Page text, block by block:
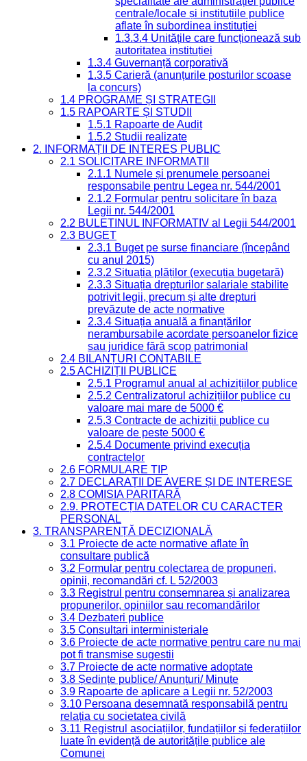
centrale/locale și instituțiile publice
aflate în subordinea instituției
1.3.3.4 Unitățile care funcționează sub
autoritatea instituției
1.3.4 Guvernanță corporativă
1.3.5 Carieră (anunțurile posturilor scoase
la concurs)
1.4 PROGRAME ȘI STRATEGII
1.5 RAPOARTE ȘI STUDII
1.5.1 Rapoarte de Audit
1.5.2 Studii realizate
2. INFORMAȚII DE INTERES PUBLIC
2.1 SOLICITARE INFORMAȚII
2.1.1 Numele și prenumele persoanei
responsabile pentru Legea nr. 544/2001
2.1.2 Formular pentru solicitare în baza
Legii nr. 544/2001
2.2 BULETINUL INFORMATIV al Legii 544/2001
2.3 BUGET
2.3.1 Buget pe surse financiare (începând
cu anul 2015)
2.3.2 Situația plăților (execuția bugetară)
2.3.3 Situația drepturilor salariale stabilite
potrivit legii, precum și alte drepturi
prevăzute de acte normative
2.3.4 Situația anuală a finanțărilor
nerambursabile acordate persoanelor fizice
sau juridice fără scop patrimonial
2.4 BILANȚURI CONTABILE
2.5 ACHIZIȚII PUBLICE
2.5.1 Programul anual al achizițiilor publice
2.5.2 Centralizatorul achizițiilor publice cu
valoare mai mare de 5000 €
2.5.3 Contracte de achiziții publice cu
valoare de peste 5000 €
2.5.4 Documente privind execuția
contractelor
2.6 FORMULARE TIP
2.7 DECLARAȚII DE AVERE ȘI DE INTERESE
2.8 COMISIA PARITARĂ
2.9. PROTECȚIA DATELOR CU CARACTER
PERSONAL
3. TRANSPARENȚĂ DECIZIONALĂ
3.1 Proiecte de acte normative aflate în
consultare publică
3.2 Formular pentru colectarea de propuneri,
opinii, recomandări cf. L 52/2003
3.3 Registrul pentru consemnarea și analizarea
propunerilor, opiniilor sau recomandărilor
3.4 Dezbateri publice
3.5 Consultari interministeriale
3.6 Proiecte de acte normative pentru care nu mai
pot fi transmise sugestii
3.7 Proiecte de acte normative adoptate
3.8 Ședințe publice/ Anunțuri/ Minute
3.9 Rapoarte de aplicare a Legii nr. 52/2003
3.10 Persoana desemnată responsabilă pentru
relația cu societatea civilă
3.11 Registrul asociațiilor, fundațiilor și federațiilor
luate în evidență de autoritățile publice ale
Comunei